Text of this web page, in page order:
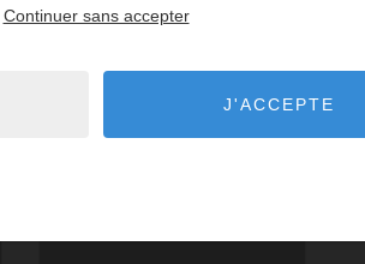
Continuer sans accepter
J'ACCEPTE